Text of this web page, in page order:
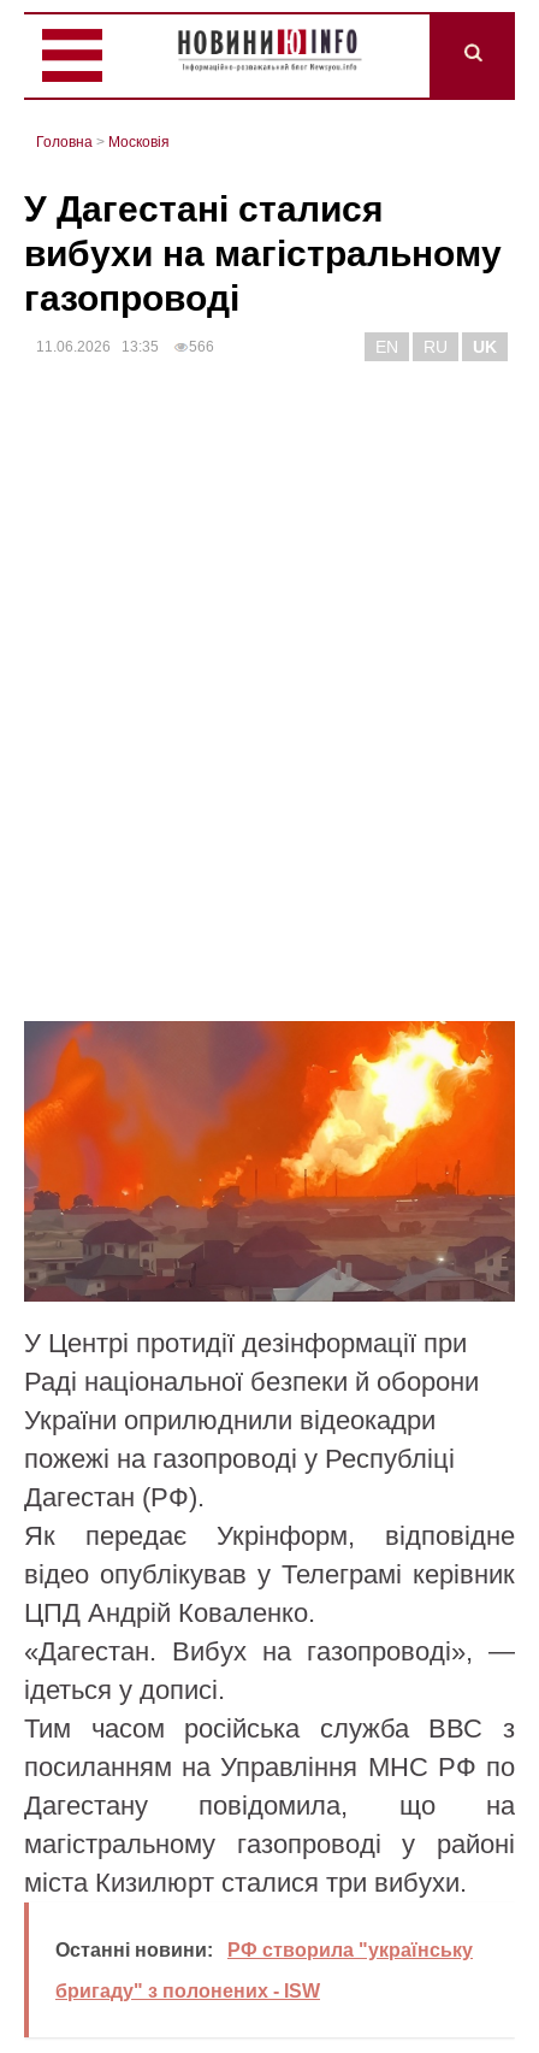
Головна > Mосковія
У Дагестані сталися
вибухи на магістральному
газопроводі
11.06.2026 13:35 566 EN RU UK
У Центрі протидії дезінформації при
Раді національної безпеки й оборони
України оприлюднили відеокадри
пожежі на газопроводі у Республіці
Дагестан (РФ).
Як передає Укрінформ, відповідне
відео опублікував у Телеграмі керівник
ЦПД Андрій Коваленко.
«Дагестан. Вибух на газопроводі», —
ідеться у дописі.
Тим часом російська служба ВВС з
посиланням на Управління МНС РФ по
Дагестану повідомила, що на
магістральному газопроводі у районі
міста Кизилюрт сталися три вибухи.
Останні новини:
РФ створила "українську
бригаду" з полонених - ISW